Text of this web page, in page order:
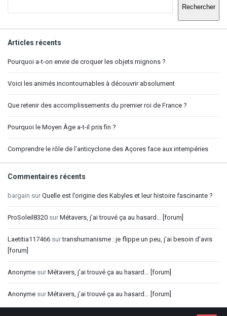
Rechercher
Articles récents
Pourquoi a-t-on envie de croquer les objets mignons ?
Voici les animés incontournables à découvrir absolument
Que retenir des accomplissements du premier roi de France ?
Pourquoi le Moyen Âge a-t-il pris fin ?
Comprendre le rôle de l’anticyclone des Açores face aux intempéries
Commentaires récents
bargain sur Quelle est l’origine des Kabyles et leur histoire fascinante ?
ProSoleil8320 sur Métavers, j’ai trouvé ça au hasard… [forum]
Laetitia117466 surtranshumanisme : je flippe un peu, j’ai besoin d’avis
[forum]
Anonyme sur Métavers, j’ai trouvé ça au hasard… [forum]
Anonyme sur Métavers, j’ai trouvé ça au hasard… [forum]